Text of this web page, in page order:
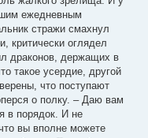
ежедневным
стражи смахнул
критически оглядел
драконов, держащих в
такое усердие, другой
что поступают
о полку. – Даю вам
в порядок. И не
вы вполне можете